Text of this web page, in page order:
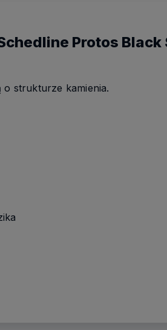
Protos Black
strukturze kamienia.